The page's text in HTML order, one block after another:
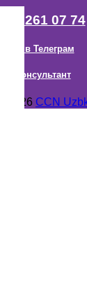
261 07 74
в Телеграм
Консультант
2026 CCN